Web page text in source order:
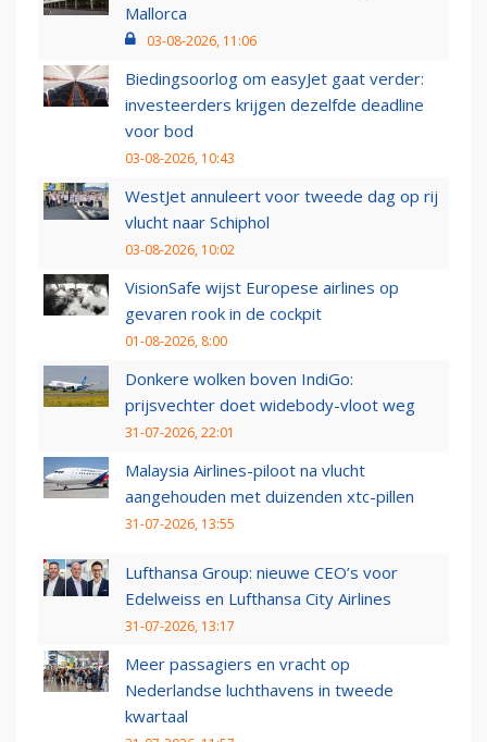
Mallorca
03-08-2026, 11:06
Biedingsoorlog om easyJet gaat verder:
investeerders krijgen dezelfde deadline
voor bod
03-08-2026, 10:43
WestJet annuleert voor tweede dag op rij
vlucht naar Schiphol
03-08-2026, 10:02
VisionSafe wijst Europese airlines op
gevaren rook in de cockpit
01-08-2026, 8:00
Donkere wolken boven IndiGo:
prijsvechter doet widebody-vloot weg
31-07-2026, 22:01
Malaysia Airlines-piloot na vlucht
aangehouden met duizenden xtc-pillen
31-07-2026, 13:55
Lufthansa Group: nieuwe CEO’s voor
Edelweiss en Lufthansa City Airlines
31-07-2026, 13:17
Meer passagiers en vracht op
Nederlandse luchthavens in tweede
kwartaal